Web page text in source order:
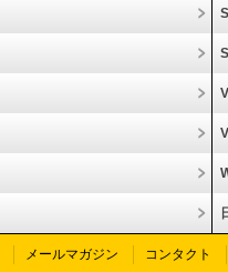
メールマガジン コンタクト